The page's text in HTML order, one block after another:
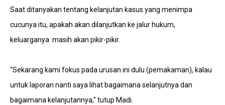
Saat ditanyakan tentang kelanjutan kasus yang menimpa
cucunya itu, apakah akan dilanjutkan ke jalur hukum,
keluarganya masih akan pikir-pikir.
"Sekarang kami fokus pada urusan ini dulu (pemakaman), kalau
untuk laporan nanti saya lihat bagaimana selanjutnya dan
bagaimana kelanjutannya," tutup Madi.